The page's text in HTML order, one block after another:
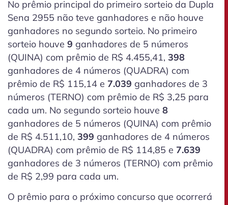
No prêmio principal do primeiro sorteio da Dupla
Sena 2955 não teve ganhadores e não houve
ganhadores no segundo sorteio. No primeiro
sorteio houve 9 ganhadores de 5 números
(QUINA) com prêmio de R$ 4.455,41, 398
ganhadores de 4 números (QUADRA) com
prêmio de R$ 115,14 e 7.039 ganhadores de 3
números (TERNO) com prêmio de R$ 3,25 para
cada um. No segundo sorteio houve 8
ganhadores de 5 números (QUINA) com prêmio
de R$ 4.511,10, 399 ganhadores de 4 números
(QUADRA) com prêmio de R$ 114,85 e 7.639
ganhadores de 3 números (TERNO) com prêmio
de R$ 2,99 para cada um.
O prêmio para o próximo concurso que ocorrerá